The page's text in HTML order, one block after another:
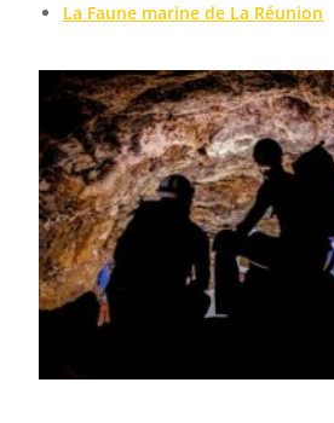
La Faune marine de La Réunion